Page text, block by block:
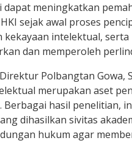
meningkatkan
sejak awal proses
kekayaan intelektual,
dan memperoleh
Polbangtan Gowa,
merupakan aset
hasil penelitian,
dihasilkan sivitas
hukum agar